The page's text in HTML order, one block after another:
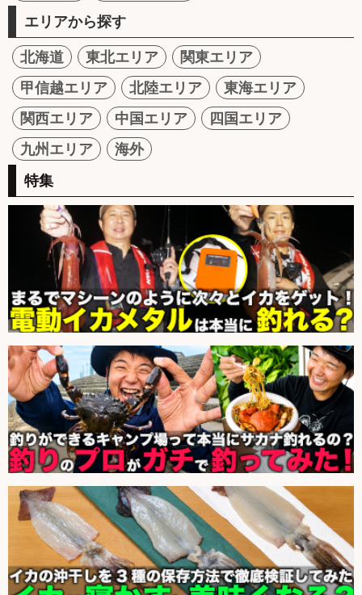
エリアから探す
北海道 東北エリア
関東エリア
甲信越エリア
北陸エリア
東海エリア
関西エリア
中国エリア
四国エリア
九州エリア
海外
特集